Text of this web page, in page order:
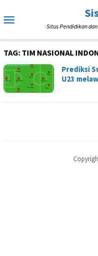
ke
MobileSitus Pendidikan
TAG: TIM NASIONAL
Prediksi
U23